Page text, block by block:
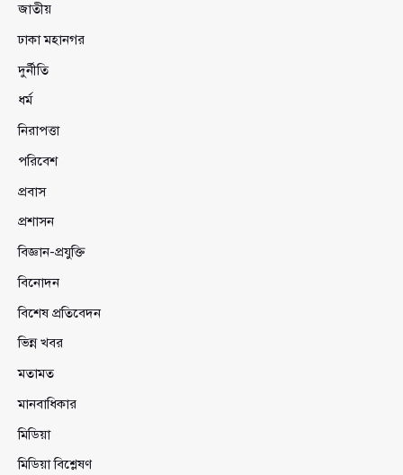
জাতীয়
ঢাকা মহানগর
দুর্নীতি
ধর্ম
নিরাপত্তা
পরিবেশ
প্রবাস
প্রশাসন
বিজ্ঞান-প্রযুক্তি
বিনোদন
বিশেষ প্রতিবেদন
ভিন্ন খবর
মতামত
মানবাধিকার
মিডিয়া
মিডিয়া বিশ্লেষণ